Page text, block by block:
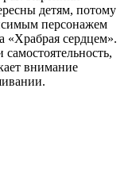
детям, потому
персонажем
«Храбрая сердцем».
внимание